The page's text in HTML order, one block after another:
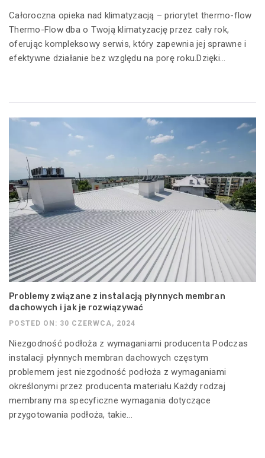
Całoroczna opieka nad klimatyzacją – priorytet thermo-flow
Thermo-Flow dba o Twoją klimatyzację przez cały rok,
oferując kompleksowy serwis, który zapewnia jej sprawne i
efektywne działanie bez względu na porę roku.Dzięki...
Problemy związane z instalacją płynnych membran
dachowych i jak je rozwiązywać
POSTED ON: 30 CZERWCA, 2024
Niezgodność podłoża z wymaganiami producenta Podczas
instalacji płynnych membran dachowych częstym
problemem jest niezgodność podłoża z wymaganiami
określonymi przez producenta materiału.Każdy rodzaj
membrany ma specyficzne wymagania dotyczące
przygotowania podłoża, takie...